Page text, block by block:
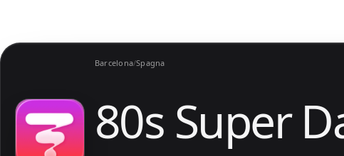
Barcelona/Spagna
80s Super